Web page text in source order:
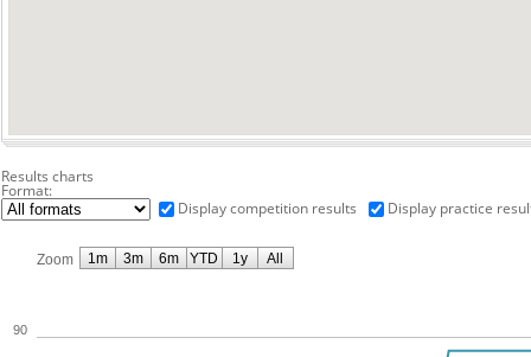
Results charts
Format:
Display competition results
Display practice
Zoom
90
1m 3m 6m YTD 1y All